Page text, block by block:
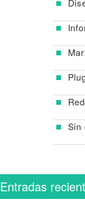
Sin
Entradas